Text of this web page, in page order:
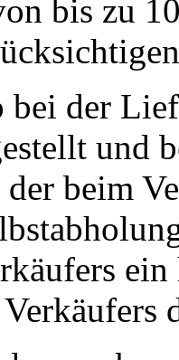
bis zu
der
und
beim